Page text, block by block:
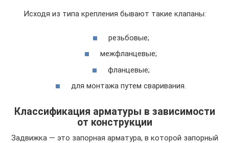
Исходя из типа крепления бывают такие клапаны:
резьбовые;
межфланцевые;
фланцевые;
для монтажа путем сваривания.
Классификация арматуры в зависимости
от конструкции
Задвижка — это запорная арматура, в которой запорный